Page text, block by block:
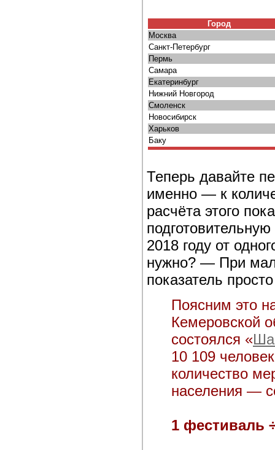
Город
Москва
Санкт-Петербург
Пермь
Самара
Екатеринбург
Нижний Новгород
Смоленск
Новосибирск
Харьков
Баку
Теперь давайте
именно — к
расчёта этого
2018 году от
нужно? — При
показатель
Поясним это
Кемеровской
состоялся «
10 109
количество
населения —
1 фестиваль